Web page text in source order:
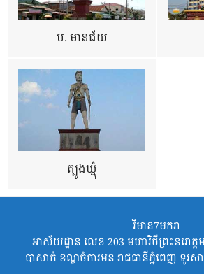
ប. មានជ័យ
ត្បូងឃ្មុំ
វិមាន7មករា
អាស័យដ្ឋាន លេខ 203 មហាវិថីព្រះនរោត្ត
បាសាក់ ខណ្ឌចំការមន រាជធានីភ្នំពេញ ទូ